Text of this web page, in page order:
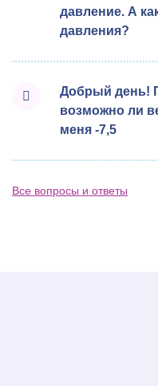
давление. А
давления?
Добрый день!
возможно ли
меня -7,5
Все вопросы и ответы